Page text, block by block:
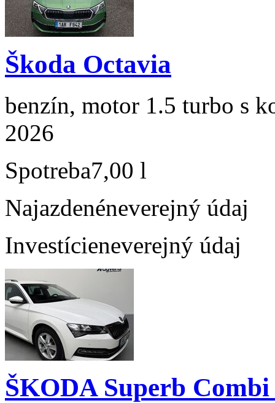
Škoda Octavia
benzín, motor 1.5 turbo s
2026
Spotreba7,00 l
Najazdenéneverejný údaj
Investícieneverejný údaj
ŠKODA Superb